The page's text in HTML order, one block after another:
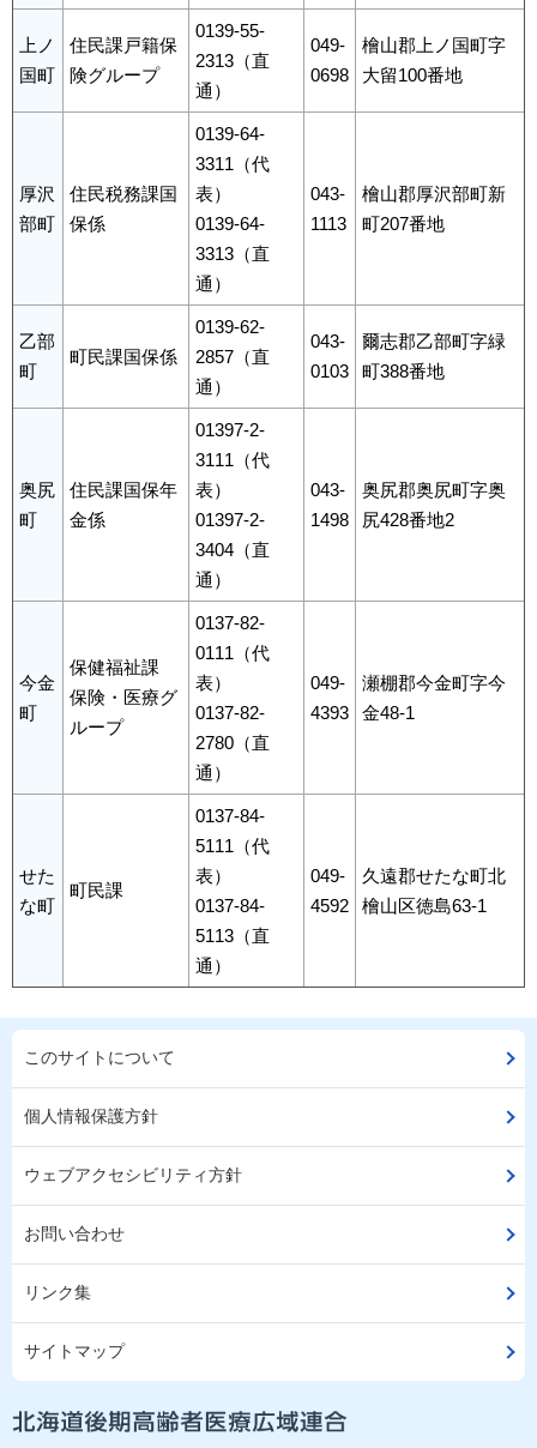
上ノ
国町
住民課戸籍保
険グループ
0139-55-
2313（直
通）
049-
0698
檜山郡上ノ国町字
大留100番地
厚沢
部町
住民税務課国
保係
0139-64-
3311（代
表）
0139-64-
3313（直
通）
043-
1113
檜山郡厚沢部町新
町207番地
乙部
町
町民課国保係
0139-62-
2857（直
通）
043-
0103
爾志郡乙部町字緑
町388番地
奥尻
町
住民課国保年
金係
01397-2-
3111（代
表）
01397-2-
3404（直
通）
043-
1498
奥尻郡奥尻町字奥
尻428番地2
今金
町
保健福祉課
保険・医療グ
ループ
0137-82-
0111（代
表）
0137-82-
2780（直
通）
049-
4393
瀬棚郡今金町字今
金48-1
せた
な町
町民課
0137-84-
5111（代
表）
0137-84-
5113（直
通）
049-
4592
久遠郡せたな町北
檜山区徳島63-1
このサイトについて
個人情報保護方針
ウェブアクセシビリティ方針
お問い合わせ
リンク集
サイトマップ